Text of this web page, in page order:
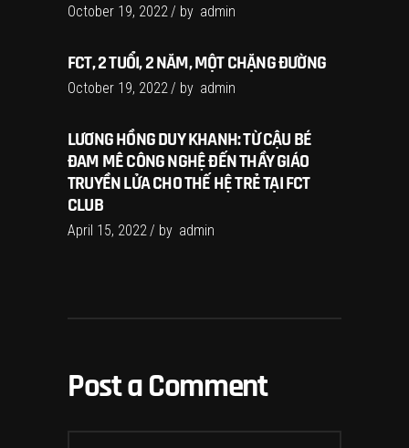
October 19, 2022 by admin
FCT, 2 TUỔI, 2 NĂM, MỘT CHẶNG ĐƯỜNG
October 19, 2022 by admin
LƯƠNG HỒNG DUY KHANH: TỪ CẬU BÉ
ĐAM MÊ CÔNG NGHỆ ĐẾN THẦY GIÁO
TRUYỀN LỬA CHO THẾ HỆ TRẺ TẠI FCT
CLUB
April 15, 2022 by admin
Post a Comment